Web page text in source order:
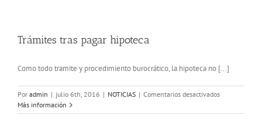
Trámites tras pagar hipoteca
Como todo tramite y procedimiento burocrático, la hipoteca no [...]
Por admin | julio 6th, 2016 | NOTICIAS | Comentarios desactivadosen
tras
Más información